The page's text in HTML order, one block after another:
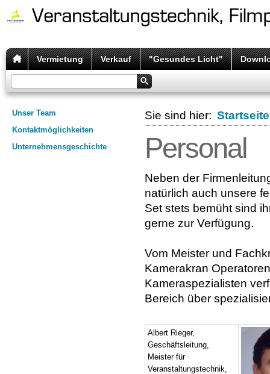
Vermietung Verkauf "Gesundes Licht"
Unser Team
Kontaktmöglichkeiten
Unternehmensgeschichte
Sie sind hier: Startseite
Personal
Neben der
natürlich auch unsere
Set stets bemüht sind
gerne zur Verfügung.
Vom Meister und
Kamerakran
Kameraspezialisten
Bereich über
Albert Rieger,
Geschäftsleitung,
Meister für
Veranstaltungstechnik,